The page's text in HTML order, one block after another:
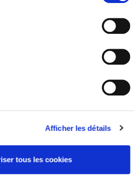
Afficher les détails
tous les cookies
United kingdom
Finland
Sweden
United States